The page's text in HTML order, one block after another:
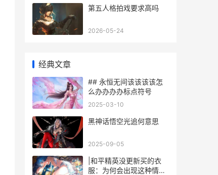
第五人格拍戏要求高吗
2026-05-24
经典文章
## 永恒无间该该该该怎
么办办办办标点符号
2025-03-10
黑神话悟空光追何意思
2025-09-05
|和平精英没更新买的衣
服：为何会出现这种情